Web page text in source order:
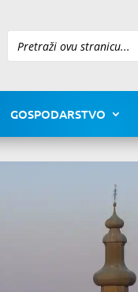
Pretraži
GOSPODARSTVO